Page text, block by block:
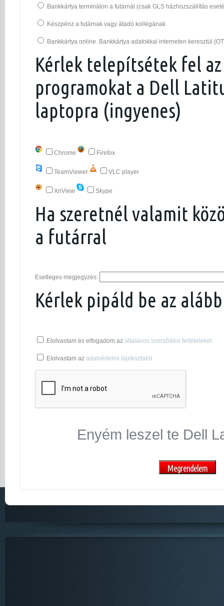
Bankkártya terminálon a futárnál (csak GLS házhozszállítás
Készpénz a futárnak vagy átadó kollégának
Bankkártya online. Bankkártya adatokkal interneten keresztül
Kérlek telepítsétek fel
programokat a Dell
laptopra (ingyenes)
Chrome Firefox
TeamViewer VLC player
XnView Skype
Ha szeretnél valamit
a futárral
Esetleges megjegyzés:
Kérlek pipáld be az
Elolvastam és elfogadom az általános szerződési feltételeket
Elolvastam az adatvédelmi tájékoztatót
Enyém leszel te Dell